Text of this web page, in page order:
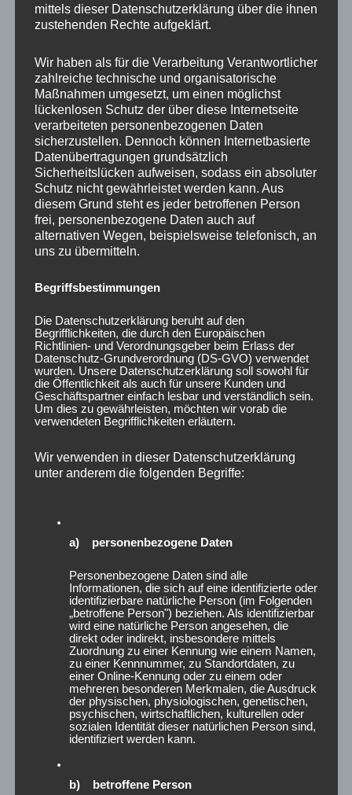
LUG NUTS
ZENTRIERRINGE
SPURVERBREITERUNG
VENTILE & RDKS
mittels dieser Datenschutzerklärung über die ihnen
zustehenden Rechte aufgeklärt.
Wir haben als für die Verarbeitung Verantwortlicher
zahlreiche technische und organisatorische
Maßnahmen umgesetzt, um einen möglichst
lückenlosen Schutz der über diese Internetseite
verarbeiteten personenbezogenen Daten
sicherzustellen. Dennoch können Internetbasierte
Datenübertragungen grundsätzlich
Sicherheitslücken aufweisen, sodass ein absoluter
Schutz nicht gewährleistet werden kann. Aus
diesem Grund steht es jeder betroffenen Person
frei, personenbezogene Daten auch auf
alternativen Wegen, beispielsweise telefonisch, an
uns zu übermitteln.
Begriffsbestimmungen
Die Datenschutzerklärung beruht auf den
Begrifflichkeiten, die durch den Europäischen
Richtlinien- und Verordnungsgeber beim Erlass der
Datenschutz-Grundverordnung (DS-GVO) verwendet
wurden. Unsere Datenschutzerklärung soll sowohl für
die Öffentlichkeit als auch für unsere Kunden und
Geschäftspartner einfach lesbar und verständlich sein.
Um dies zu gewährleisten, möchten wir vorab die
verwendeten Begrifflichkeiten erläutern.
Wir verwenden in dieser Datenschutzerklärung
unter anderem die folgenden Begriffe:
a) personenbezogene Daten
Personenbezogene Daten sind alle
Informationen, die sich auf eine identifizierte oder
identifizierbare natürliche Person (im Folgenden
„betroffene Person") beziehen. Als identifizierbar
wird eine natürliche Person angesehen, die
direkt oder indirekt, insbesondere mittels
Zuordnung zu einer Kennung wie einem Namen,
zu einer Kennnummer, zu Standortdaten, zu
einer Online-Kennung oder zu einem oder
mehreren besonderen Merkmalen, die Ausdruck
der physischen, physiologischen, genetischen,
psychischen, wirtschaftlichen, kulturellen oder
sozialen Identität dieser natürlichen Person sind,
identifiziert werden kann.
b) betroffene Person